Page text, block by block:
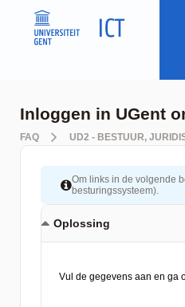
Inloggen in UGent
FAQ UD2 - BESTUUR,
Om links in de volgende
besturingssysteem).
Oplossing